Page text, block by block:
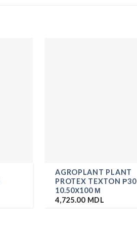
AGROPLANT PLANT
PROTEX TEXTON Р30
10.50Х100 М
4,725.00 MDL